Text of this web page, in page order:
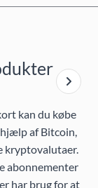
kan du købe
af Bitcoin,
kryptovalutaer.
abonnementer
har brug for at